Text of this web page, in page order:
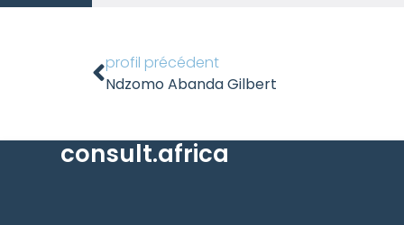
profil précédent
Ndzomo Abanda Gilbert
consult.africa